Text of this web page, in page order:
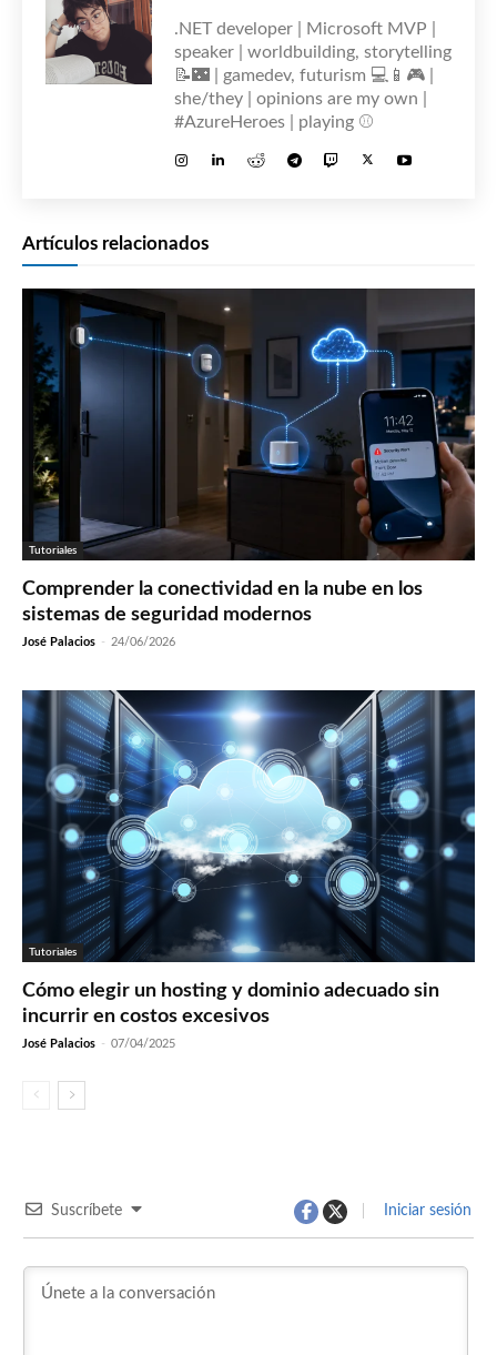
.NET developer | Microsoft MVP |
speaker | worldbuilding, storytelling
📝🌃 | gamedev, futurism 💻📱🎮 |
she/they | opinions are my own |
#AzureHeroes | playing ⚾
Artículos relacionados
Tutoriales
Comprender la conectividad en la nube en los
sistemas de seguridad modernos
José Palacios - 24/06/2026
Tutoriales
Cómo elegir un hosting y dominio adecuado sin
incurrir en costos excesivos
José Palacios - 07/04/2025
Suscríbete Iniciar sesión